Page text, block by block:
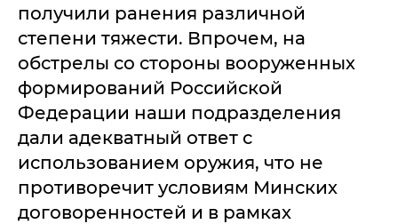
получили ранения различной
степени тяжести. Впрочем, на
обстрелы со стороны вооруженных
формирований Российской
Федерации наши подразделения
дали адекватный ответ с
использованием оружия, что не
противоречит условиям Минских
договоренностей и в рамках